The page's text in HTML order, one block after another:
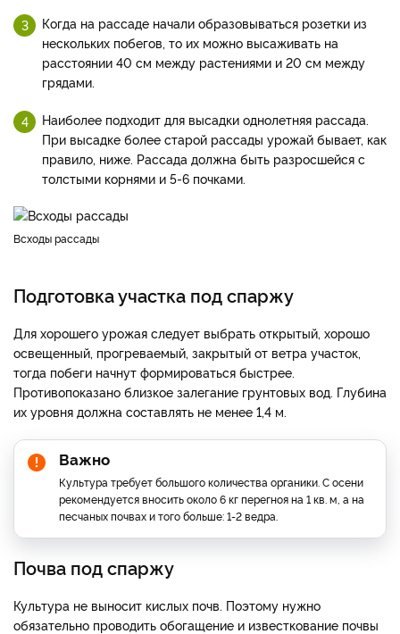
Когда на рассаде начали образовываться розетки из
нескольких побегов, то их можно высаживать на
расстоянии 40 см между растениями и 20 см между
грядами.
Наиболее подходит для высадки однолетняя рассада.
При высадке более старой рассады урожай бывает, как
правило, ниже. Рассада должна быть разросшейся с
толстыми корнями и 5-6 почками.
Всходы рассады
Подготовка участка под спаржу
Для хорошего урожая следует выбрать открытый, хорошо
освещенный, прогреваемый, закрытый от ветра участок,
тогда побеги начнут формироваться быстрее.
Противопоказано близкое залегание грунтовых вод. Глубина
их уровня должна составлять не менее 1,4 м.
Важно
Культура требует большого количества органики. С осени
рекомендуется вносить около 6 кг перегноя на 1 кв. м, а на
песчаных почвах и того больше: 1-2 ведра.
Почва под спаржу
Культура не выносит кислых почв. Поэтому нужно
обязательно проводить обогащение и известкование почвы